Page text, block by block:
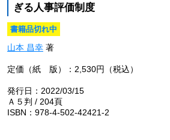
ぎる人事評価制度
書籍品切れ中
山本 昌幸著
定価（紙 版）：2,530円（税込）
発行日：2022/03/15
Ａ５判 / 204頁
ISBN：978-4-502-42421-2